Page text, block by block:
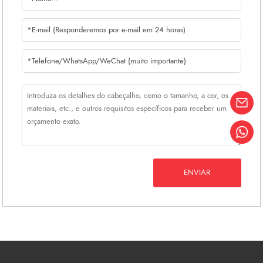
espanhóis, franceses e russos, pode
comunicar connosco sem quaisquer
obstáculos.
ENVIAR